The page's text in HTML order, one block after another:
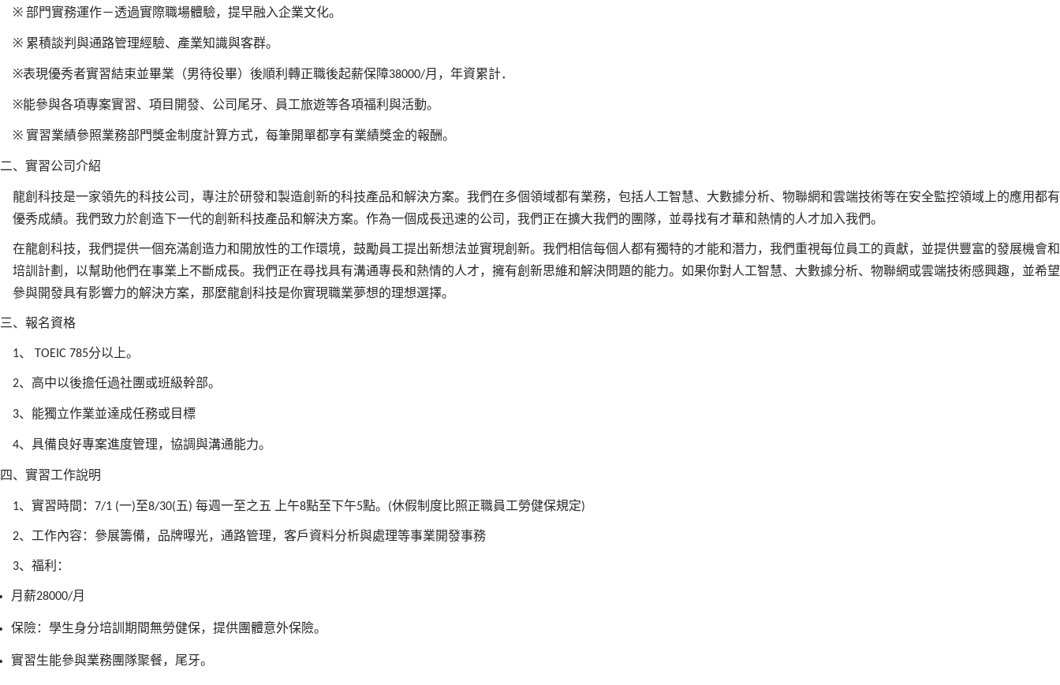
※ 部門實務運作－透過實際職場體驗，提早融入企業文化。
※ 累積談判與通路管理經驗、產業知識與客群。
※表現優秀者實習結束並畢業（男待役畢）後順利轉正職後起薪保障38000/月，年資累計．
※能參與各項專案實習、項目開發、公司尾牙、員工旅遊等各項福利與活動。
※ 實習業績參照業務部門獎金制度計算方式，每筆開單都享有業績獎金的報酬。
二、實習公司介紹
龍創科技是一家領先的科技公司，專注於研發和製造創新的科技產品和解決方案。我們在多個領域都有業務，包括人工智慧、大數據分析、物聯網和雲端技術等在安全監控領域上的應用都有
優秀成績。我們致力於創造下一代的創新科技產品和解決方案。作為一個成長迅速的公司，我們正在擴大我們的團隊，並尋找有才華和熱情的人才加入我們。
在龍創科技，我們提供一個充滿創造力和開放性的工作環境，鼓勵員工提出新想法並實現創新。我們相信每個人都有獨特的才能和潛力，我們重視每位員工的貢獻，並提供豐富的發展機會和
培訓計劃，以幫助他們在事業上不斷成長。我們正在尋找具有溝通專長和熱情的人才，擁有創新思維和解決問題的能力。如果你對人工智慧、大數據分析、物聯網或雲端技術感興趣，並希望
參與開發具有影響力的解決方案，那麼龍創科技是你實現職業夢想的理想選擇。
三、報名資格
1、 TOEIC 785分以上。
2、高中以後擔任過社團或班級幹部。
3、能獨立作業並達成任務或目標
4、具備良好專案進度管理，協調與溝通能力。
四、實習工作說明
1、實習時間： 7/1 (一)至8/30(五) 每週一至之五 上午8點至下午5點。 (休假制度比照正職員工勞健保規定)
2、工作內容：參展籌備，品牌曝光，通路管理，客戶資料分析與處理等事業開發事務
3、福利：
月薪28000/月
保險：學生身分培訓期間無勞健保，提供團體意外保險。
實習生能參與業務團隊聚餐，尾牙。